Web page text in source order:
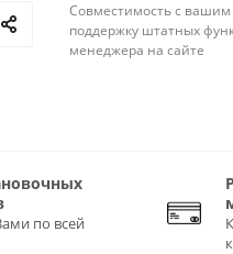
Совместимость с
поддержку штатных
менеджера на сайте
по всей